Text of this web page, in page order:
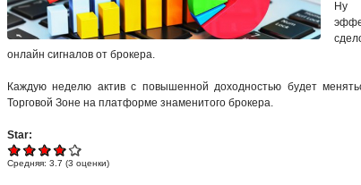
Ну
онлайн сигналов от брокера.
Каждую неделю актив с повышенной доходностью будет
Торговой Зоне на платформе знаменитого брокера.
Star:
Средняя: 3.7 (3 оценки)